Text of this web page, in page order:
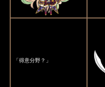
「得意分野？」